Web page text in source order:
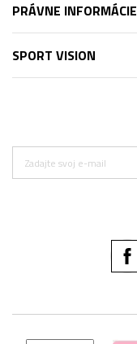
PRÁVNE INFORMÁCIE
SPORT VISION